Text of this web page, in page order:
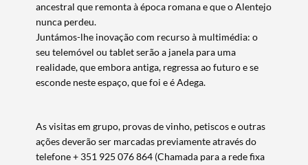
Categorias gerais
Filtros
ancestral que remonta à época romana e que o Alentejo
nunca perdeu.
Juntámos-lhe inovação com recurso à multimédia: o
seu telemóvel ou tablet serão a janela para uma
realidade, que embora antiga, regressa ao futuro e se
esconde neste espaço, que foi e é Adega.
As visitas em grupo, provas de vinho, petiscos e outras
ações deverão ser marcadas previamente através do
telefone + 351 925 076 864 (Chamada para a rede fixa